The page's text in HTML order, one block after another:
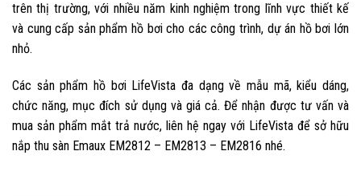
trên thị trường, với nhiều năm kinh nghiệm trong lĩnh vực thiết kế
và cung cấp sản phẩm hồ bơi cho các công trình, dự án hồ bơi lớn
nhỏ.
Các sản phẩm hồ bơi LifeVista đa dạng về mẫu mã, kiểu dáng,
chức năng, mục đích sử dụng và giá cả. Để nhận được tư vấn và
mua sản phẩm mắt trả nước, liên hệ ngay với LifeVista để sở hữu
nắp thu sàn Emaux EM2812 – EM2813 – EM2816 nhé.